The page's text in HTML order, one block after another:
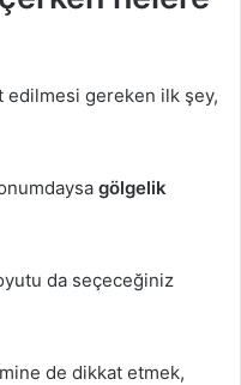
gereken ilk şey,
gölgelik
da seçeceğiniz
de dikkat etmek,